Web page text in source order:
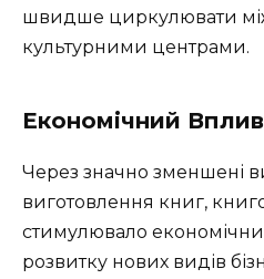
швидше циркулювати
культурними центрами.
Економічний Вплив
Через значно зменшені
виготовлення книг,
стимулювало
розвитку нових видів